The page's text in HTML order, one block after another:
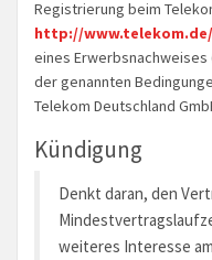
Registrierung beim
http://
eines
der genannten
Telekom Deutschland
Kündigung
Denkt daran, den
weiteres Interesse